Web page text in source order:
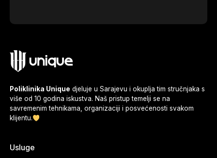
Poliklinika Unique djeluje u Sarajevu i okuplja tim stručnjaka s
više od 10 godina iskustva. Naš pristup temelji se na
savremenim tehnikama, organizaciji i posvećenosti svakom
klijentu.
Usluge